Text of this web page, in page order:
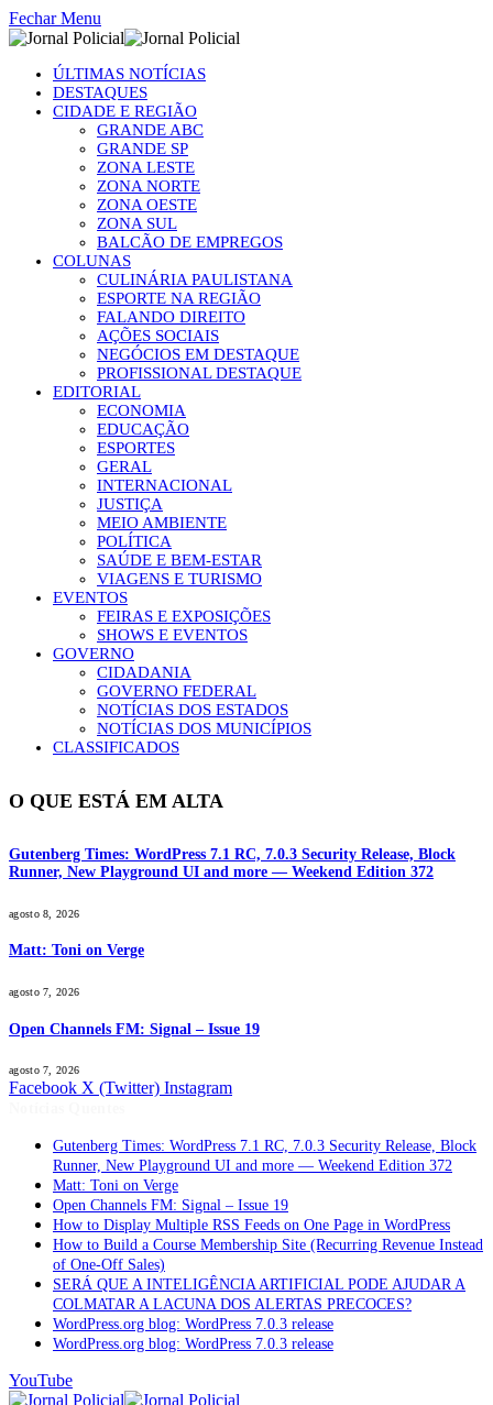
Fechar Menu
ÚLTIMAS NOTÍCIAS
DESTAQUES
CIDADE E REGIÃO
GRANDE ABC
GRANDE SP
ZONA LESTE
ZONA NORTE
ZONA OESTE
ZONA SUL
BALCÃO DE EMPREGOS
COLUNAS
CULINÁRIA PAULISTANA
ESPORTE NA REGIÃO
FALANDO DIREITO
AÇÕES SOCIAIS
NEGÓCIOS EM DESTAQUE
PROFISSIONAL DESTAQUE
EDITORIAL
ECONOMIA
EDUCAÇÃO
ESPORTES
GERAL
INTERNACIONAL
JUSTIÇA
MEIO AMBIENTE
POLÍTICA
SAÚDE E BEM-ESTAR
VIAGENS E TURISMO
EVENTOS
FEIRAS E EXPOSIÇÕES
SHOWS E EVENTOS
GOVERNO
CIDADANIA
GOVERNO FEDERAL
NOTÍCIAS DOS ESTADOS
NOTÍCIAS DOS MUNICÍPIOS
CLASSIFICADOS
O QUE ESTÁ EM ALTA
Gutenberg Times: WordPress 7.1 RC, 7.0.3 Security Release, Block
Runner, New Playground UI and more — Weekend Edition 372
agosto 8, 2026
Matt: Toni on Verge
agosto 7, 2026
Open Channels FM: Signal – Issue 19
agosto 7, 2026
Facebook X (Twitter) Instagram
Gutenberg Times: WordPress 7.1 RC, 7.0.3 Security Release, Block
Runner, New Playground UI and more — Weekend Edition 372
Matt: Toni on Verge
Open Channels FM: Signal – Issue 19
How to Display Multiple RSS Feeds on One Page in WordPress
How to Build a Course Membership Site (Recurring Revenue Instead
of One-Off Sales)
SERÁ QUE A INTELIGÊNCIA ARTIFICIAL PODE AJUDAR A
COLMATAR A LACUNA DOS ALERTAS PRECOCES?
WordPress.org blog: WordPress 7.0.3 release
WordPress.org blog: WordPress 7.0.3 release
YouTube